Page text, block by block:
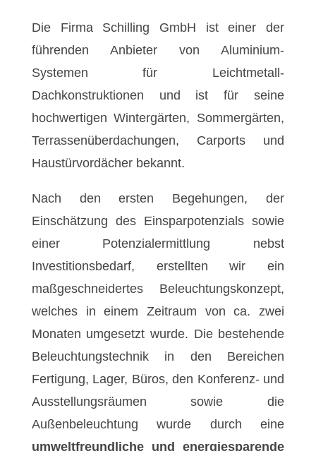
Die Firma Schilling GmbH ist einer der
führenden Anbieter von Aluminium-
Systemen für Leichtmetall-
Dachkonstruktionen und ist für seine
hochwertigen Wintergärten, Sommergärten,
Terrassenüberdachungen, Carports und
Haustürvordächer bekannt.
Nach den ersten Begehungen, der
Einschätzung des Einsparpotenzials sowie
einer Potenzialermittlung nebst
Investitionsbedarf, erstellten wir ein
maßgeschneidertes Beleuchtungskonzept,
welches in einem Zeitraum von ca. zwei
Monaten umgesetzt wurde. Die bestehende
Beleuchtungstechnik in den Bereichen
Fertigung, Lager, Büros, den Konferenz- und
Ausstellungsräumen sowie die
Außenbeleuchtung wurde durch eine
umweltfreundliche und energiesparende